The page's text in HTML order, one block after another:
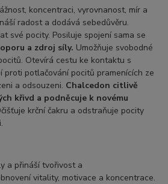
koncentraci, vyrovnanost, mír a
radost a dodává sebedůvěru.
své pocity. Posiluje spojení sama se
a zdroj síly. Umožňuje svobodné
Otevírá cestu ke kontaktu s
proti potlačování pocitů pramenících ze
a odsouzeni. Chalcedon citlivě
křivd a podněcuje k novému
krční čakru a odstraňuje pocity
a přináší tvořivost a
vitality, motivace a koncentrace.